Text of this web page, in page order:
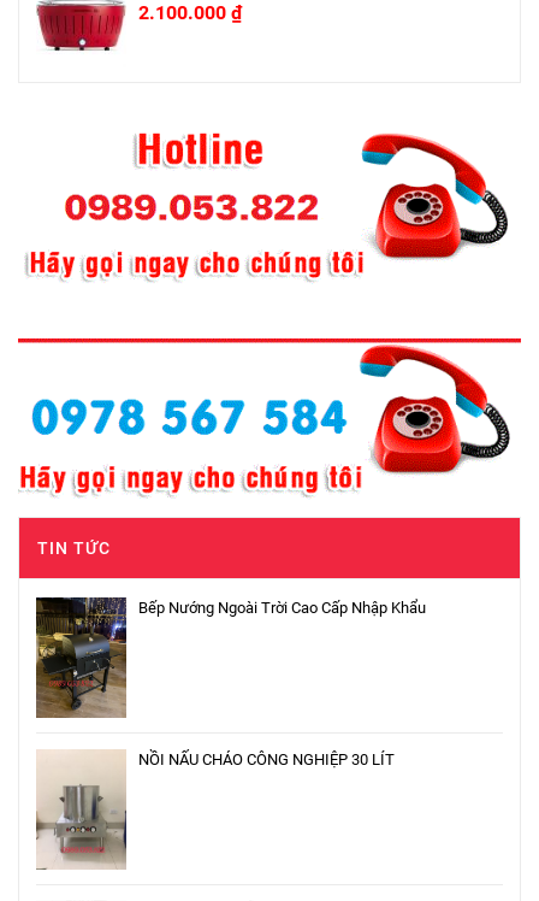
2.100.000 ₫
TIN TỨC
Bếp Nướng Ngoài Trời Cao Cấp Nhập Khẩu
NỒI NẤU CHÁO CÔNG NGHIỆP 30 LÍT